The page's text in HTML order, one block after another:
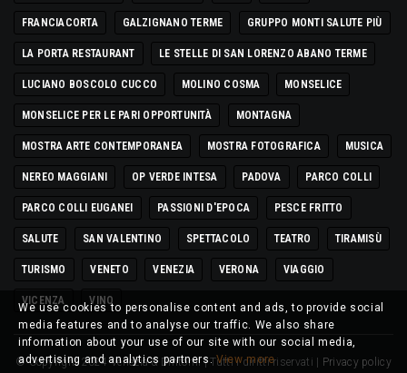
FRANCIACORTA GALZIGNANO TERME GRUPPO MONTI SALUTE PIÙ
LA PORTA RESTAURANT LE STELLE DI SAN LORENZO ABANO TERME
LUCIANO BOSCOLO CUCCO MOLINO COSMA MONSELICE
MONSELICE PER LE PARI OPPORTUNITÀ MONTAGNA
MOSTRA ARTE CONTEMPORANEA MOSTRA FOTOGRAFICA MUSICA
NEREO MAGGIANI OP VERDE INTESA PADOVA PARCO COLLI
PARCO COLLI EUGANEI PASSIONI D'EPOCA PESCE FRITTO
SALUTE SAN VALENTINO SPETTACOLO TEATRO TIRAMISÙ
TURISMO VENETO VENEZIA VERONA VIAGGIO
VICENZA VINO
© Copyright 2024 Venezia & Dintorni | Tutti i diritti riservati | Privacy policy
We use cookies to personalise content and ads, to provide social
media features and to analyse our traffic. We also share
information about your use of our site with our social media,
advertising and analytics partners.View more